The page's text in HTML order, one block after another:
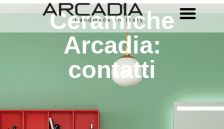
Ceramiche
Arcadia:
contatti